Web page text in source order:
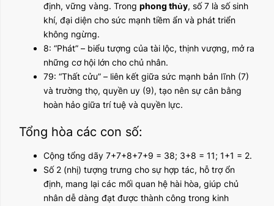
định, vững vàng. Trong phong thủy, số 7 là số sinh
khí, đại diện cho sức mạnh tiềm ẩn và phát triển
không ngừng.
8: “Phát” – biểu tượng của tài lộc, thịnh vượng, mở ra
những cơ hội lớn cho chủ nhân.
79: “Thất cửu” – liên kết giữa sức mạnh bản lĩnh (7)
và trường thọ, quyền uy (9), tạo nên sự cân bằng
hoàn hảo giữa trí tuệ và quyền lực.
Tổng hòa các con số:
Cộng tổng dãy 7+7+8+7+9 = 38; 3+8 = 11; 1+1 = 2.
Số 2 (nhị) tượng trưng cho sự hợp tác, hỗ trợ ổn
định, mang lại các mối quan hệ hài hòa, giúp chủ
nhân dễ dàng đạt được thành công trong kinh